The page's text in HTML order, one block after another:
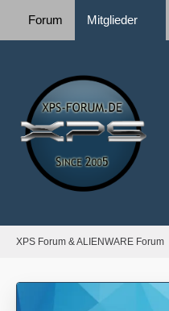
Forum Mitglieder
XPS Forum & ALIENWARE Forum